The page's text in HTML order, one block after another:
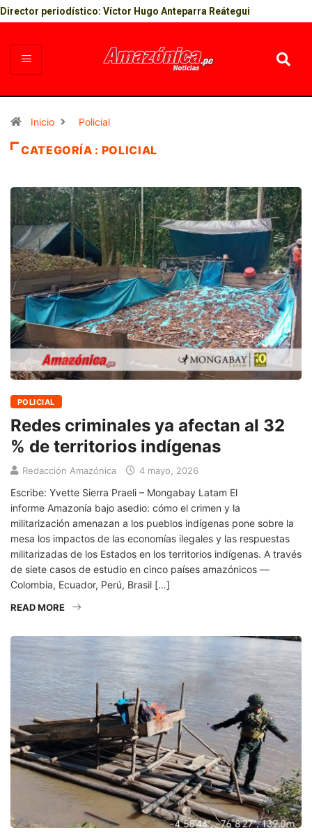
Director periodístico: Víctor Hugo Anteparra Reátegui
Inicio Policial
CATEGORÍA : POLICIAL
POLICIAL
Redes criminales ya afectan al 32
% de territorios indígenas
Redacción Amazónica 4 mayo, 2026
Escribe: Yvette Sierra Praeli – Mongabay Latam El
informe Amazonía bajo asedio: cómo el crimen y la
militarización amenazan a los pueblos indígenas pone sobre la
mesa los impactos de las economías ilegales y las respuestas
militarizadas de los Estados en los territorios indígenas. A través
de siete casos de estudio en cinco países amazónicos —
Colombia, Ecuador, Perú, Brasil […]
READ MORE